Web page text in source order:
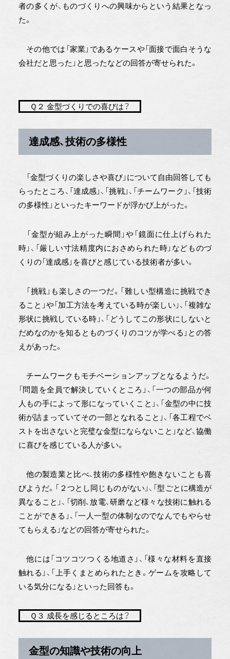
者の多くが、ものづくりへの興味からという結果となっ
た。
その他では「家業」であるケースや「面接で面白そうな
会社だと思った」と思ったなどの回答が寄せられた。
Ｑ２ 金型づくりでの喜びは？
達成感、技術の多様性
「金型づくりの楽しさや喜び」について自由回答しても
らったところ、「達成感」、「挑戦」、「チームワーク」、「技術
の多様性」といったキーワードが浮かび上がった。
「金型が組み上がった瞬間」や「鏡面に仕上げられた
時」、「厳しい寸法精度内におさめられた時」などものづ
くりの「達成感」を喜びと感じている技術者が多い。
「挑戦」も楽しさの一つだ。「難しい型構造に挑戦でき
ること」や「加工方法を考えている時が楽しい」、「複雑な
形状に挑戦している時」、「どうしてこの形状にしないと
だめなのかを知るとものづくりのコツが学べる」との答
えがあった。
チームワークもモチベーションアップとなるようだ。
「問題を全員で解決していくところ」、「一つの部品が何
人もの手によって形になっていくこと」、「金型の中に技
術が詰まっていてその一部となれること」、「各工程でベ
ストを出さないと完璧な金型にならないこと」など、協働
に喜びを感じている人が多い。
他の製造業と比べ、技術の多様性や飽きないことも喜
びようだ。「２つとし同じものがない」、「型ごとに構造が
異なること」、「切削、放電、研磨など様々な技術に触れる
ことができる」、「一人一型の体制なのでなんでもやらせ
てもらえる」などの回答が寄せられた。
他には「コツコツつくる地道さ」、「様々な材料を直接
触れる」、「上手くまとめられたとき。ゲームを攻略して
いる気分になる」といった回答も。
Ｑ３ 成長を感じるところは？
金型の知識や技術の向上